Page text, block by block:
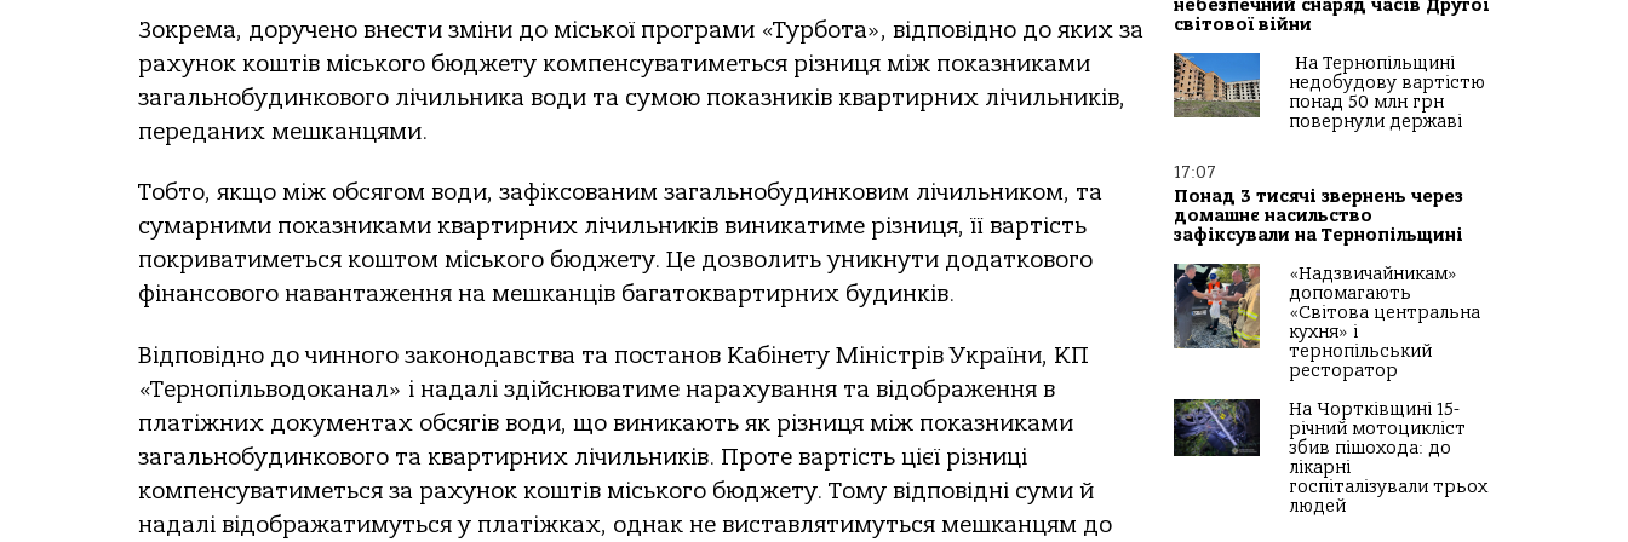
Зокрема, доручено внести зміни до міської програми «Турбота», відповідно до яких за
рахунок коштів міського бюджету компенсуватиметься різниця між показниками
загальнобудинкового лічильника води та сумою показників квартирних лічильників,
переданих мешканцями.
Тобто, якщо між обсягом води, зафіксованим загальнобудинковим лічильником, та
сумарними показниками квартирних лічильників виникатиме різниця, її вартість
покриватиметься коштом міського бюджету. Це дозволить уникнути додаткового
фінансового навантаження на мешканців багатоквартирних будинків.
Відповідно до чинного законодавства та постанов Кабінету Міністрів України, КП
«Тернопільводоканал» і надалі здійснюватиме нарахування та відображення в
платіжних документах обсягів води, що виникають як різниця між показниками
загальнобудинкового та квартирних лічильників. Проте вартість цієї різниці
компенсуватиметься за рахунок коштів міського бюджету. Тому відповідні суми й
надалі відображатимуться у платіжках, однак не виставлятимуться мешканцям до
небезпечний снаряд часів Другої
світової війни
На Тернопільщині
недобудову вартістю
понад 50 млн грн
повернули державі
17:07
Понад 3 тисячі звернень через
домашнє насильство
зафіксували на Тернопільщині
«Надзвичайникам»
допомагають
«Світова центральна
кухня» і
тернопільський
ресторатор
На Чортківщині 15-
річний мотоцикліст
збив пішохода: до
лікарні
госпіталізували трьох
людей